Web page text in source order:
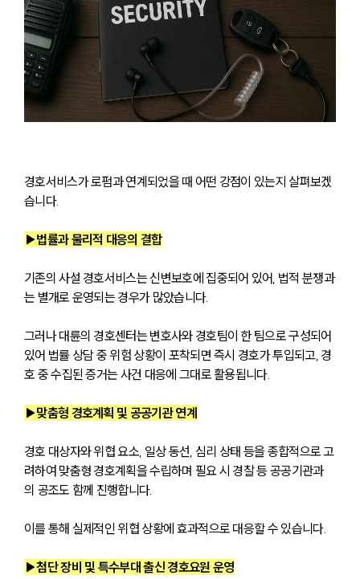
경호서비스가 로펌과 연계되었을 때 어떤 강점이 있는지 살펴보겠
습니다.
▶법률과 물리적 대응의 결합
기존의 사설 경호서비스는 신변보호에 집중되어 있어, 법적 분쟁과
는 별개로 운영되는 경우가 많았습니다.
그러나 대륜의 경호센터는 변호사와 경호팀이 한 팀으로 구성되어
있어 법률 상담 중 위험 상황이 포착되면 즉시 경호가 투입되고, 경
호 중 수집된 증거는 사건 대응에 그대로 활용됩니다.
▶맞춤형 경호계획 및 공공기관 연계
경호 대상자와 위협 요소, 일상 동선, 심리 상태 등을 종합적으로 고
려하여 맞춤형 경호계획을 수립하며 필요 시 경찰 등 공공기관과
의 공조도 함께 진행합니다.
이를 통해 실제적인 위협 상황에 효과적으로 대응할 수 있습니다.
▶첨단 장비 및 특수부대 출신 경호요원 운영